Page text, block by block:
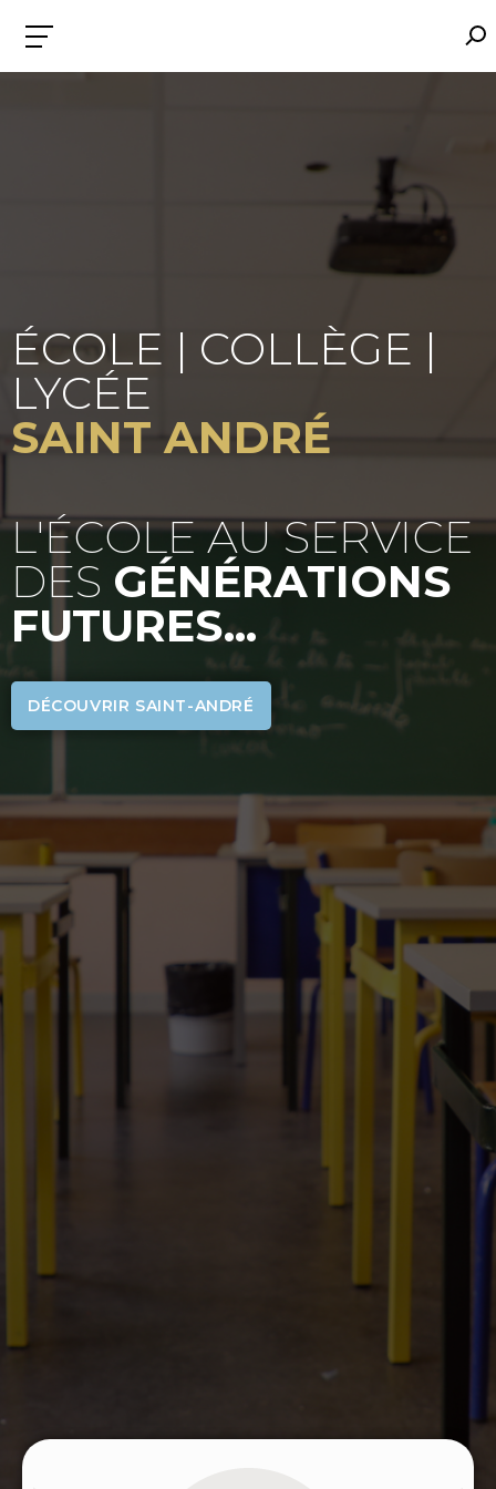
ÉCOLE | COLLÈGE |
LYCÉE
SAINT ANDRÉ
L'ÉCOLE AU SERVICE
DES GÉNÉRATIONS
FUTURES...
DÉCOUVRIR SAINT-ANDRÉ